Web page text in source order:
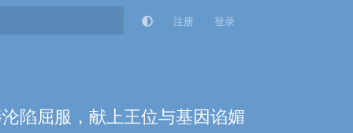
注册 登录
陷屈服，献上王位与基因谄媚